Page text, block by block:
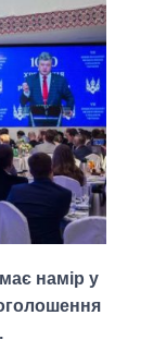
має намір у